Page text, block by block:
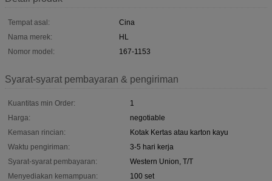
Tempat asal:
Cina
Nama merek:
HL
Nomor model:
167-1153
Syarat-syarat pembayaran & pengiriman
Kuantitas min Order:
1
Harga:
negotiable
Kemasan rincian:
Kotak Kertas atau karton kayu
Waktu pengiriman:
3-5 hari kerja
Syarat-syarat pembayaran:
Western Union, T/T
Menyediakan kemampuan:
100 set